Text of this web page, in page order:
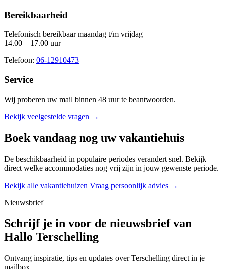
Bereikbaarheid
Telefonisch bereikbaar maandag t/m vrijdag
14.00 – 17.00 uur
Telefoon: 06-12910473
Service
Wij proberen uw mail binnen 48 uurte beantwoorden.
Bekijk veelgestelde vragen →
Boek vandaag nog uw vakantiehuis
De beschikbaarheid in populaire periodes verandert snel. Bekijk
direct welke accommodaties nog vrij zijn in jouw gewenste periode.
Bekijk alle vakantiehuizen Vraag persoonlijk advies →
Nieuwsbrief
Schrijf je in voor de nieuwsbrief van
Hallo Terschelling
Ontvang inspiratie, tips en updates over Terschelling direct in je